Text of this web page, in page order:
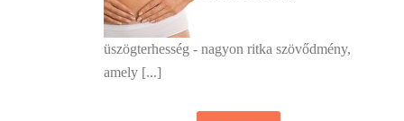
üszögterhesség - nagyon ritka szövődmény,
amely [...]